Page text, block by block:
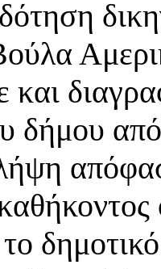
και
δήμου